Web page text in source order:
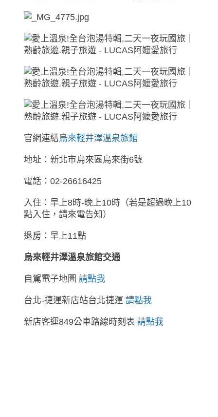
官網連結烏來輕井澤溫泉旅館
地址：新北市烏來區烏來街6號
電話：02-26616425
入住：早上8時-晚上10時（若是超過晚上10
點入住，請來電告知）
退房：早上11點
烏來輕井澤溫泉旅館交通
自駕電子地圖 請點我
台北-捷運新店站台北捷運 請點我
新店客運849公車路線時刻表 請點我